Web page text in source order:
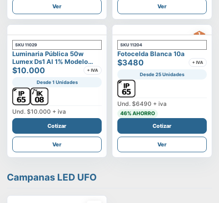
Ver Ver
SKU 11029
Luminaria Pública 50w
Lumex Ds1 Al 1% Modelo
Vega
$10.000 + IVA
Desde 1 Unidades
Und. $10.000 + iva
Cotizar
Ver
SKU 11204
Fotocelda Blanca 10a
$3480 + IVA
Desde 25 Unidades
Und. $6490 + iva
46% AHORRO
Cotizar
Ver
Campanas LED UFO